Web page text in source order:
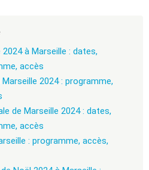
à Marseille : dates,
accès
2024 : programme,
de Marseille 2024 : dates,
accès
: programme, accès,